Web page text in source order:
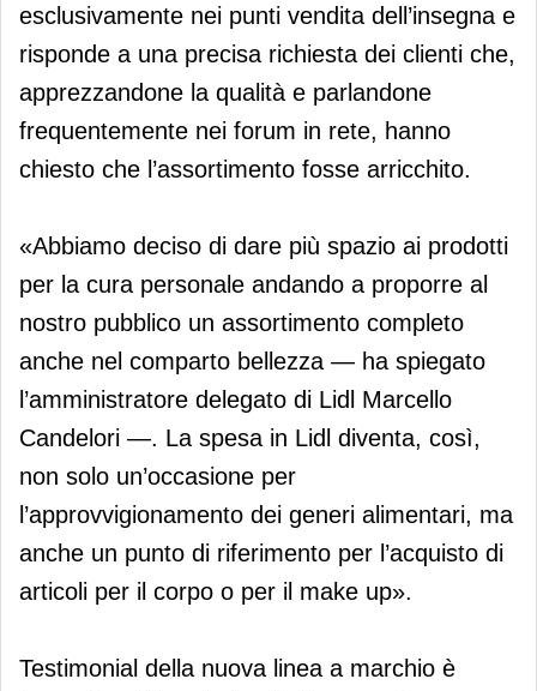
esclusivamente nei punti vendita dell’insegna e
risponde a una precisa richiesta dei clienti che,
apprezzandone la qualità e parlandone
frequentemente nei forum in rete, hanno
chiesto che l’assortimento fosse arricchito.
«Abbiamo deciso di dare più spazio ai prodotti
per la cura personale andando a proporre al
nostro pubblico un assortimento completo
anche nel comparto bellezza — ha spiegato
l’amministratore delegato di Lidl Marcello
Candelori —. La spesa in Lidl diventa, così,
non solo un’occasione per
l’approvvigionamento dei generi alimentari, ma
anche un punto di riferimento per l’acquisto di
articoli per il corpo o per il make up».
Testimonial della nuova linea a marchio è